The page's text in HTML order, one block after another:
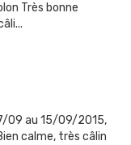
Très bonne
09 au 15/09/2015,
calme, très câlin